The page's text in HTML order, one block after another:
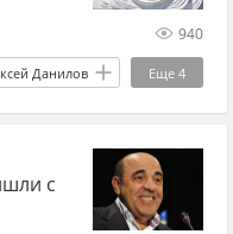
940
Еще 4
Данилов
с